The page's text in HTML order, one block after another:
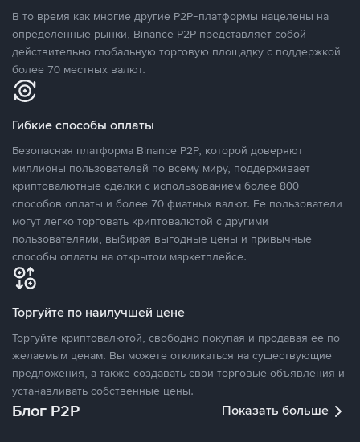
В то время как многие другие P2P-платформы нацелены на
определенные рынки, Binance P2P представляет собой
действительно глобальную торговую площадку с поддержкой
более 70 местных валют.
Гибкие способы оплаты
Безопасная платформа Binance P2P, которой доверяют
миллионы пользователей по всему миру, поддерживает
криптовалютные сделки с использованием более 800
способов оплаты и более 70 фиатных валют. Ее пользователи
могут легко торговать криптовалютой с другими
пользователями, выбирая выгодные цены и привычные
способы оплаты на открытом маркетплейсе.
Торгуйте по наилучшей цене
Торгуйте криптовалютой, свободно покупая и продавая ее по
желаемым ценам. Вы можете откликаться на существующие
предложения, а также создавать свои торговые объявления и
устанавливать собственные цены.
Блог P2P Показать больше